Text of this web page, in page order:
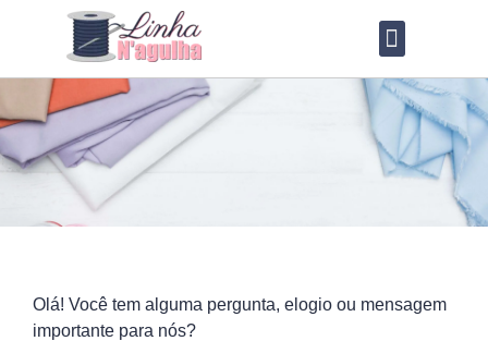
Olá! Você tem alguma pergunta, elogio ou mensagem
importante para nós?